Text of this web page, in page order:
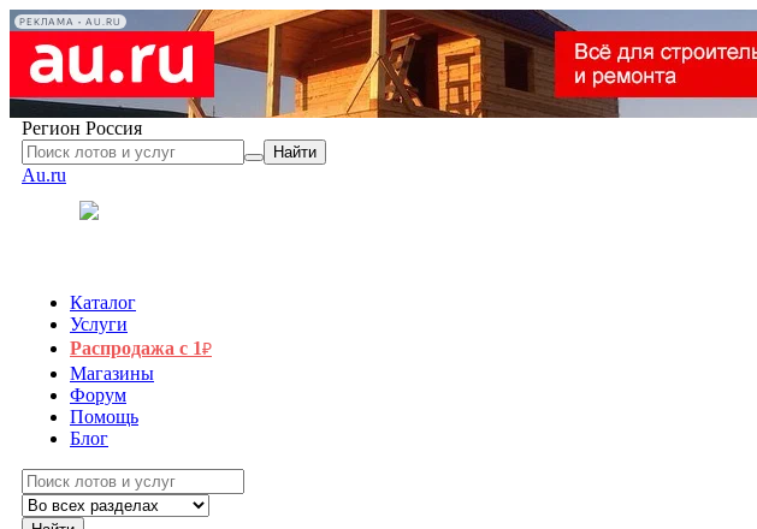
РЕКЛАМА • AU.RU
Регион Россия
Найти
Au.ru
Каталог
Услуги
Распродажа с 1₽
Магазины
Форум
Помощь
Блог